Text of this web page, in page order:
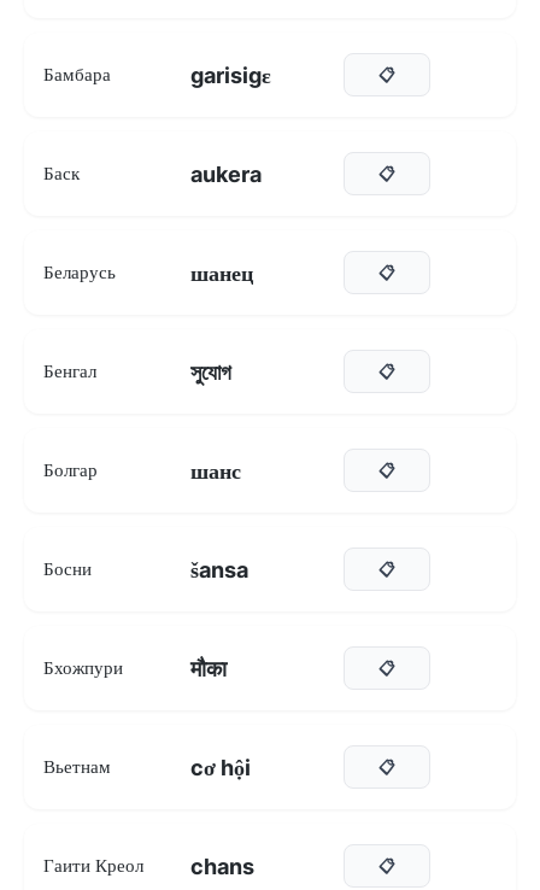
Бамбара garisigɛ 📋
Баск aukera 📋
Беларусь шанец 📋
Бенгал সুযোগ 📋
Болгар шанс 📋
Босни šansa 📋
Бхожпури मौका 📋
Вьетнам cơ hội 📋
Гаити Креол chans 📋